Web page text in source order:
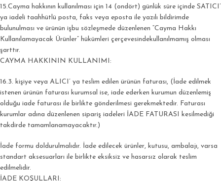
15.Cayma hakkının kullanılması için 14 (ondört) günlük süre içinde SATICI’
ya iadeli taahhütlü posta, faks veya eposta ile yazılı bildirimde
bulunulması ve ürünün işbu sözleşmede düzenlenen “Cayma Hakkı
Kullanılamayacak Ürünler” hükümleri çerçevesindekullanılmamış olması
şarttır.
CAYMA HAKKININ KULLANIMI:
16.3. kişiye veya ALICI’ ya teslim edilen ürünün faturası, (İade edilmek
istenen ürünün faturası kurumsal ise, iade ederken kurumun düzenlemiş
olduğu iade faturası ile birlikte gönderilmesi gerekmektedir. Faturası
kurumlar adına düzenlenen sipariş iadeleri İADE FATURASI kesilmediği
takdirde tamamlanamayacaktır.)
İade formu doldurulmalıdır. İade edilecek ürünler, kutusu, ambalajı, varsa
standart aksesuarları ile birlikte eksiksiz ve hasarsız olarak teslim
edilmelidir.
İADE KOŞULLARI: